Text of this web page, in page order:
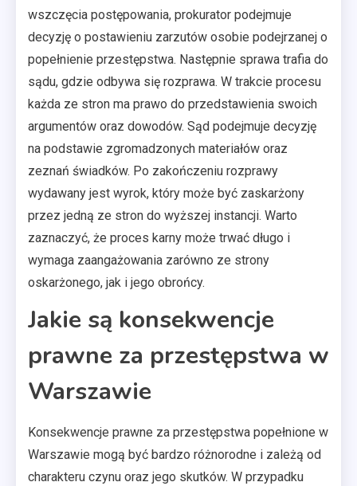
wszczęcia postępowania, prokurator podejmuje
decyzję o postawieniu zarzutów osobie podejrzanej o
popełnienie przestępstwa. Następnie sprawa trafia do
sądu, gdzie odbywa się rozprawa. W trakcie procesu
każda ze stron ma prawo do przedstawienia swoich
argumentów oraz dowodów. Sąd podejmuje decyzję
na podstawie zgromadzonych materiałów oraz
zeznań świadków. Po zakończeniu rozprawy
wydawany jest wyrok, który może być zaskarżony
przez jedną ze stron do wyższej instancji. Warto
zaznaczyć, że proces karny może trwać długo i
wymaga zaangażowania zarówno ze strony
oskarżonego, jak i jego obrońcy.
Jakie są konsekwencje
prawne za przestępstwa w
Warszawie
Konsekwencje prawne za przestępstwa popełnione w
Warszawie mogą być bardzo różnorodne i zależą od
charakteru czynu oraz jego skutków. W przypadku